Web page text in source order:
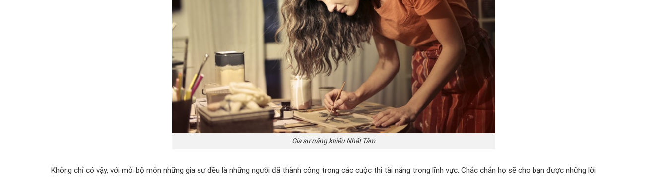
Gia sư năng khiếu Nhất Tâm
Không chỉ có vậy, với mỗi bộ môn những gia sư đều là những người đã thành công trong các cuộc thi tài năng trong lĩnh vực. Chắc chắn họ sẽ cho bạn được những lời